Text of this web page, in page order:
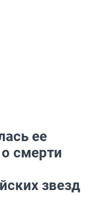
ее
смерти
звезд